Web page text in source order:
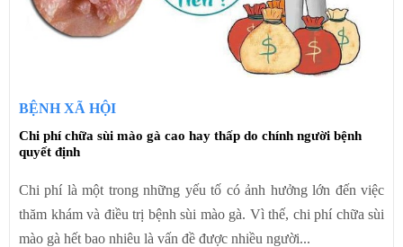
BỆNH XÃ HỘI
Chi phí chữa sùi mào gà cao hay thấp do chính người bệnh
quyết định
Chi phí là một trong những yếu tố có ảnh hưởng lớn đến việc
thăm khám và điều trị bệnh sùi mào gà. Vì thế, chi phí chữa sùi
mào gà hết bao nhiêu là vấn đề được nhiều người...